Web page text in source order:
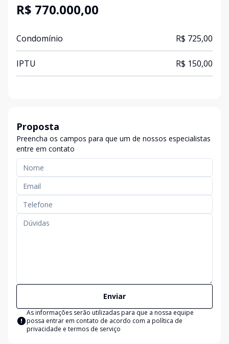
R$ 770.000,00
Condomínio R$ 725,00
IPTU R$ 150,00
Proposta
Preencha os campos para que um de nossos especialistas
entre em contato
Enviar
As informações serão utilizadas para que a nossa equipe
possa entrar em contato de acordo com a política de
privacidade e termos de serviço